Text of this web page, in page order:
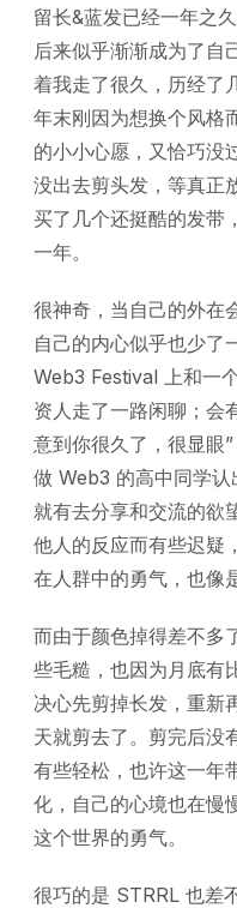
留长&蓝发已经一年之
后来似乎渐渐成为了自
着我走了很久，历经了
年末刚因为想换个风格
的小小心愿，又恰巧没
没出去剪头发，等真正
买了几个还挺酷的发带
一年。
很神奇，当自己的外在
自己的内心似乎也少了
Web3 Festival 上和一
资人走了一路闲聊；会
意到你很久了，很显眼
做 Web3 的高中同学
就有去分享和交流的欲
他人的反应而有些迟疑
在人群中的勇气，也像
而由于颜色掉得差不多
些毛糙，也因为月底有
决心先剪掉长发，重新
天就剪去了。剪完后没
有些轻松，也许这一年
化，自己的心境也在慢
这个世界的勇气。
很巧的是 STRRL 也差